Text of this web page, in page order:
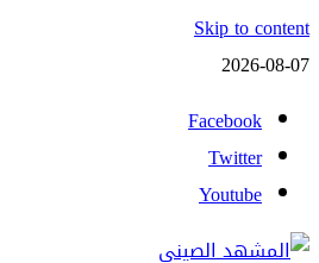
Skip to content
2026-08-07
Facebook
Twitter
Youtube